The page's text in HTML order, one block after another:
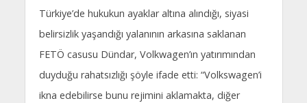
Türkiye’de hukukun ayaklar altına alındığı, siyasi
belirsizlik yaşandığı yalanının arkasına saklanan
FETÖ casusu Dündar, Volkwagen’ın yatırımından
duyduğu rahatsızlığı şöyle ifade etti: “Volkswagen’i
ikna edebilirse bunu rejimini aklamakta, diğer